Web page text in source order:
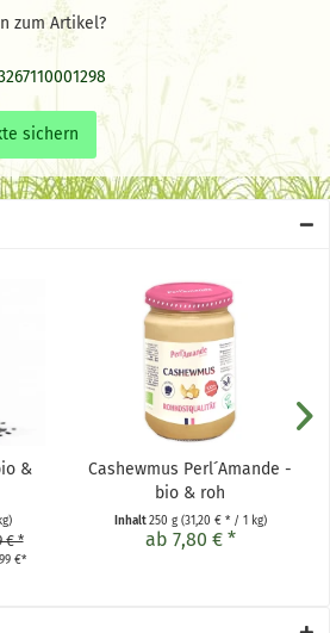
zum Artikel?
sichern
&
€ *
€*
Cashewmus Perl´Amande -
bio & roh
Inhalt250 g (31,20 € * / 1 kg)
ab 7,80 € *